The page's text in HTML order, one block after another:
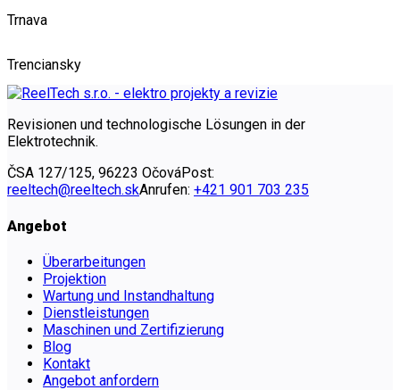
Trnava
Trenciansky
Revisionen und technologische Lösungen in der
Elektrotechnik.
ČSA 127/125, 96223 OčováPost:
reeltech@reeltech.skAnrufen: +421 901 703 235
Angebot
Überarbeitungen
Projektion
Wartung und Instandhaltung
Dienstleistungen
Maschinen und Zertifizierung
Blog
Kontakt
Angebot anfordern